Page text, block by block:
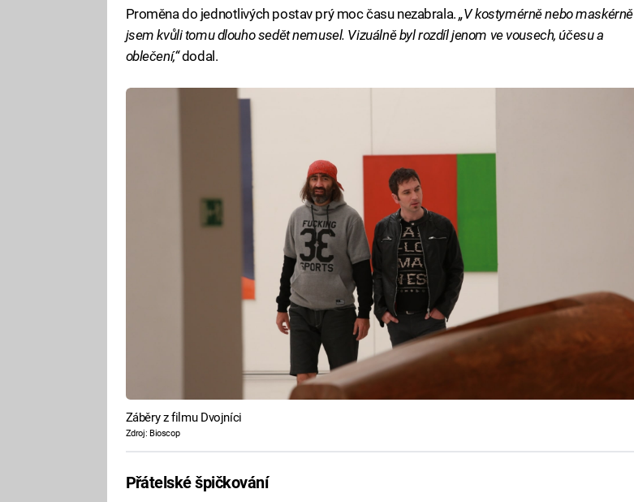
Proměna do jednotlivých postav prý moc času nezabrala. „V kostymérně nebo maskérně
jsem kvůli tomu dlouho sedět nemusel. Vizuálně byl rozdíl jenom ve vousech, účesu a
oblečení,“dodal.
Záběry z filmu Dvojníci
Zdroj: Bioscop
Přátelské špičkování